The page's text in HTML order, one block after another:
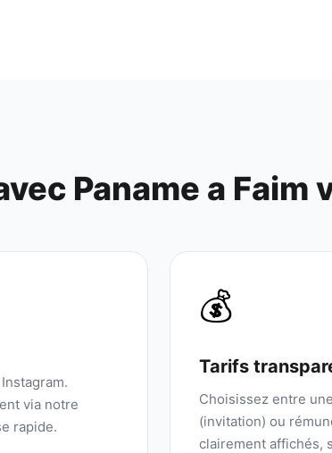
Paname a Faim
via notre
rapide.
💰
Tarifs
Choisissez entre
(invitation) ou
clairement affichés,